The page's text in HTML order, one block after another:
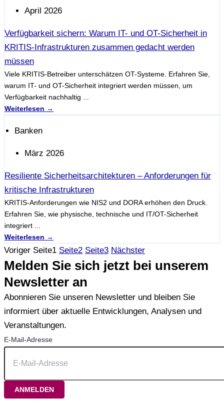
April 2026
Verfügbarkeit sichern: Warum IT- und OT-Sicherheit in
KRITIS-Infrastrukturen zusammen gedacht werden
müssen
Viele KRITIS-Betreiber unterschätzen OT-Systeme. Erfahren Sie,
warum IT- und OT-Sicherheit integriert werden müssen, um
Verfügbarkeit nachhaltig ...
Weiterlesen →
Banken
März 2026
Resiliente Sicherheitsarchitekturen – Anforderungen für
kritische Infrastrukturen
KRITIS-Anforderungen wie NIS2 und DORA erhöhen den Druck.
Erfahren Sie, wie physische, technische und IT/OT-Sicherheit
integriert ...
Weiterlesen →
Voriger Seite1 Seite2 Seite3 Nächster
Melden Sie sich jetzt bei unserem
Newsletter an
Abonnieren Sie unseren Newsletter und bleiben Sie
informiert über aktuelle Entwicklungen, Analysen und
Veranstaltungen.
E-Mail-Adresse